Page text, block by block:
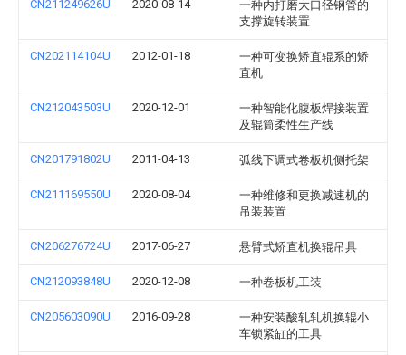
CN211249626U 2020-08-14
一种内打磨大口径钢管的
支撑旋转装置
CN202114104U 2012-01-18
一种可变换矫直辊系的矫
直机
CN212043503U 2020-12-01
一种智能化腹板焊接装置
及辊筒柔性生产线
CN201791802U 2011-04-13 弧线下调式卷板机侧托架
CN211169550U 2020-08-04
一种维修和更换减速机的
吊装装置
CN206276724U 2017-06-27 悬臂式矫直机换辊吊具
CN212093848U 2020-12-08 一种卷板机工装
CN205603090U 2016-09-28
一种安装酸轧轧机换辊小
车锁紧缸的工具